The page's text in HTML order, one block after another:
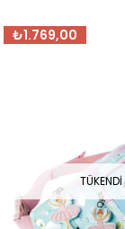
₺1.769,00
TÜKENDI